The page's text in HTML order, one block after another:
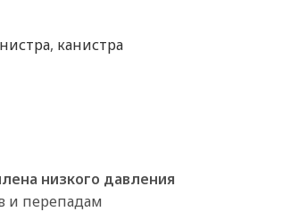
, канистра
низкого давления
и перепадам